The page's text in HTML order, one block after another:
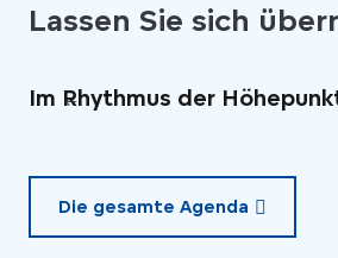
Lassen Sie sich
Im Rhythmus der
Die gesamte Agenda